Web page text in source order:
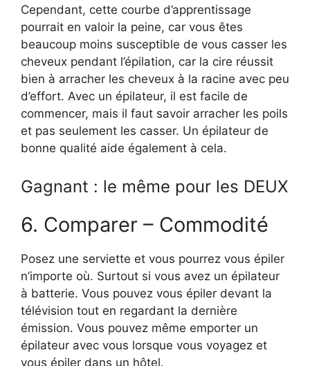
Cependant, cette courbe d’apprentissage
pourrait en valoir la peine, car vous êtes
beaucoup moins susceptible de vous casser les
cheveux pendant l’épilation, car la cire réussit
bien à arracher les cheveux à la racine avec peu
d’effort. Avec un épilateur, il est facile de
commencer, mais il faut savoir arracher les poils
et pas seulement les casser. Un épilateur de
bonne qualité aide également à cela.
Gagnant : le même pour les DEUX
6. Comparer – Commodité
Posez une serviette et vous pourrez vous épiler
n’importe où. Surtout si vous avez un épilateur
à batterie. Vous pouvez vous épiler devant la
télévision tout en regardant la dernière
émission. Vous pouvez même emporter un
épilateur avec vous lorsque vous voyagez et
vous épiler dans un hôtel.